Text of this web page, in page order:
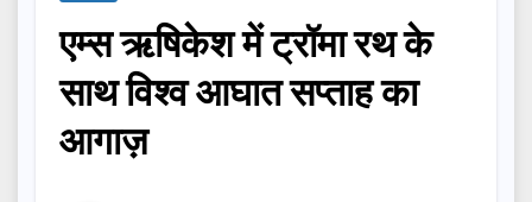
एम्स ऋषिकेश में ट्रॉमा रथ के
साथ विश्व आघात सप्ताह का
आगाज़